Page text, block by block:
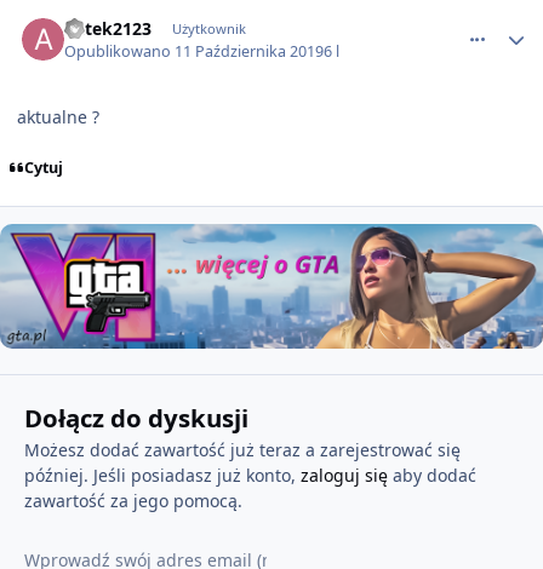
antek2123 Użytkownik
Opublikowano 11 Października 20196 l
aktualne ?
Cytuj
Dołącz do dyskusji
Możesz dodać zawartość już teraz a zarejestrować się
później. Jeśli posiadasz już konto, zaloguj sięaby dodać
zawartość za jego pomocą.